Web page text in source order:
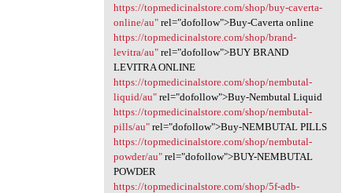
https://topmedicinalstore.com/shop/buy-caverta-
online/au"rel="dofollow">Buy-Caverta online
https://topmedicinalstore.com/shop/brand-
levitra/au"rel="dofollow">BUY BRAND
LEVITRA ONLINE
https://topmedicinalstore.com/shop/nembutal-
liquid/au"rel="dofollow">Buy-Nembutal Liquid
https://topmedicinalstore.com/shop/nembutal-
pills/au"rel="dofollow">Buy-NEMBUTAL PILLS
https://topmedicinalstore.com/shop/nembutal-
powder/au"rel="dofollow">BUY-NEMBUTAL
POWDER
https://topmedicinalstore.com/shop/5f-adb-